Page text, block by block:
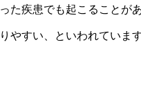
た疾患でも起こることが
やすい、といわれています